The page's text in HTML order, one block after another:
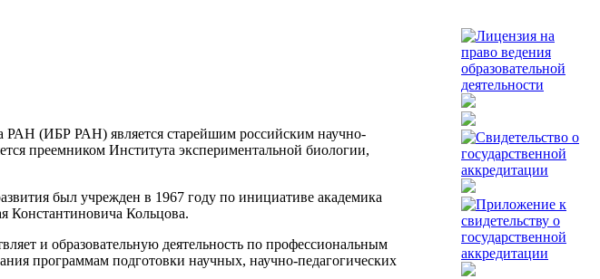
РАН (ИБР РАН) является старейшим российским научно-
преемником Института экспериментальной биологии,
был учрежден в 1967 году по инициативе академика
Константиновича Кольцова.
и образовательную деятельность по профессиональным
программам подготовки научных, научно-педагогических